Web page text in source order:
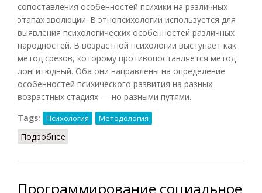
сопоставления особенностей психики на различных
этапах эволюции. В этнопсихологии используется для
выявления психологических особенностей различных
народностей. В возрастной психологии выступает как
метод срезов, которому противопоставляется метод
лонгитюдный. Оба они направлены на определение
особенностей психического развития на разных
возрастных стадиях — но разными путями.
Tags:
Психология Методология
Подробнее
Программирование социальное